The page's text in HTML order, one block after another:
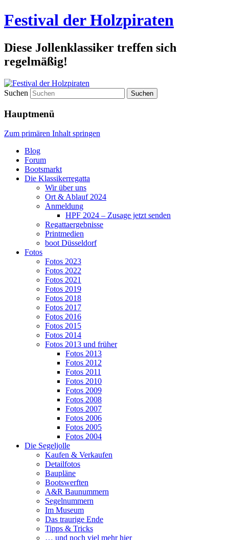
Festival der Holzpiraten
Diese Jollenklassiker treffen sich
regelmäßig!
Suchen
Hauptmenü
Zum primären Inhalt springen
Blog
Forum
Bootsmarkt
Die Klassikerregatta
Wir über uns
Ort & Ablauf 2024
Anmeldung
HPF 2024 – Zusage jetzt senden
Regattaergebnisse
Printmedien
boot Düsseldorf
Fotos
Fotos 2023
Fotos 2022
Fotos 2021
Fotos 2019
Fotos 2018
Fotos 2017
Fotos 2016
Fotos 2015
Fotos 2014
Fotos 2013 und früher
Fotos 2013
Fotos 2012
Fotos 2011
Fotos 2010
Fotos 2009
Fotos 2008
Fotos 2007
Fotos 2006
Fotos 2005
Fotos 2004
Die Segeljolle
Kaufen & Verkaufen
Detailfotos
Baupläne
Bootswerften
A&R Baunummern
Segelnummern
Im Museum
Das traurige Ende
Tipps & Tricks
… und noch viel mehr hier